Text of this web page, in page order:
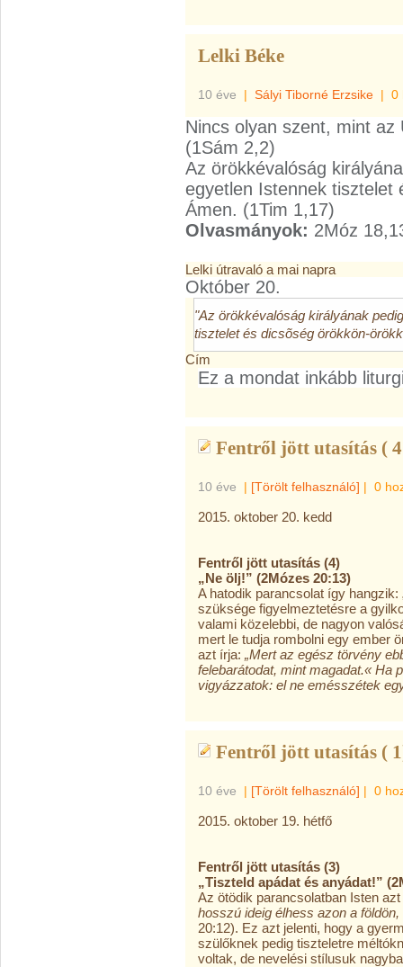
Lelki Béke
10 éve | Sályi Tiborné Erzsike | 0
Nincs olyan szent, mint
(1Sám 2,2)
Az örökkévalóság
egyetlen Istennek tisztelet
Ámen. (1Tim 1,17)
Olvasmányok: 2Móz
Lelki útravaló a mai napra
Október 20.
"Az örökkévalóság királyának
tisztelet és dicsõség örökkön-
Cím
Ez a mondat inkább
Fentről jött utasítás (
10 éve | [Törölt felhasználó] | 0
2015. oktober 20. kedd
Fentről jött utasítás (4)
„Ne ölj!” (2Mózes 20:13)
A hatodik parancsolat így hangzik:
szüksége figyelmeztetésre a
valami közelebbi, de nagyon
mert le tudja rombolni egy ember
azt írja: „Mert az egész törvény
felebarátodat, mint magadat.« Ha
vigyázzatok: el ne emésszétek
Fentről jött utasítás (
10 éve | [Törölt felhasználó] | 0
2015. oktober 19. hétfő
Fentről jött utasítás (3)
„Tiszteld apádat és anyádat!”
Az ötödik parancsolatban Isten
hosszú ideig élhess azon a
20:12). Ez azt jelenti, hogy a
szülőknek pedig tiszteletre
voltak, de nevelési stílusuk